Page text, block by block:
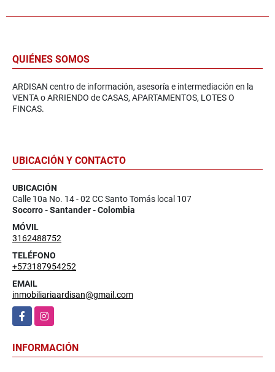
QUIÉNES SOMOS
ARDISAN centro de información, asesoría e intermediación en la
VENTA o ARRIENDO de CASAS, APARTAMENTOS, LOTES O
FINCAS.
UBICACIÓN Y CONTACTO
UBICACIÓN
Calle 10a No. 14 - 02 CC Santo Tomás local 107
Socorro - Santander - Colombia
MÓVIL
3162488752
TELÉFONO
+573187954252
EMAIL
inmobiliariaardisan@gmail.com
FacebookInstagram
INFORMACIÓN